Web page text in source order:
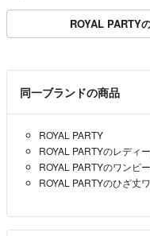
ROYAL PARTY
同一ブランドの商品
ROYAL PARTY
ROYAL PARTYのレディ
ROYAL PARTYのワンピ
ROYAL PARTYのひざ丈